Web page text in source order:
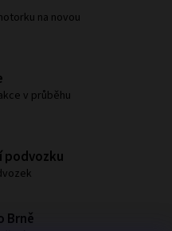
na novou
v průběhu
podvozku
Brně